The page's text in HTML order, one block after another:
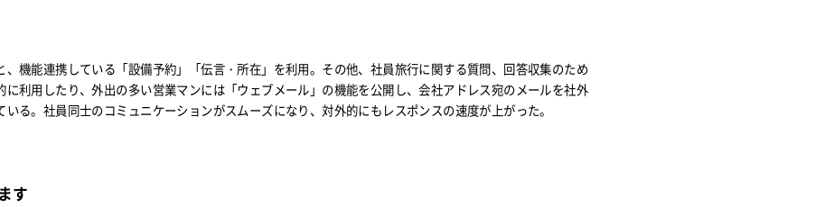
機能連携している「設備予約」「伝言・所在」を利用。その他、社員旅行に関する質問、回答収集のため
に利用したり、外出の多い営業マンには「ウェブメール」の機能を公開し、会社アドレス宛のメールを社外
る。社員同士のコミュニケーションがスムーズになり、対外的にもレスポンスの速度が上がった。
す